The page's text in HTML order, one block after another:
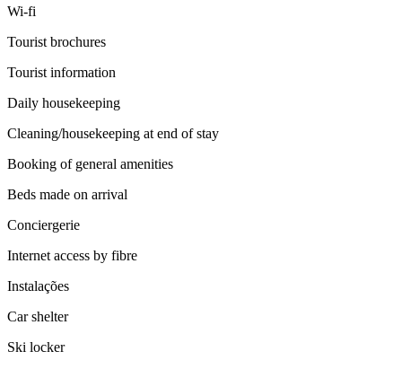
Wi-fi
Tourist brochures
Tourist information
Daily housekeeping
Cleaning/housekeeping at end of stay
Booking of general amenities
Beds made on arrival
Conciergerie
Internet access by fibre
Instalações
Car shelter
Ski locker